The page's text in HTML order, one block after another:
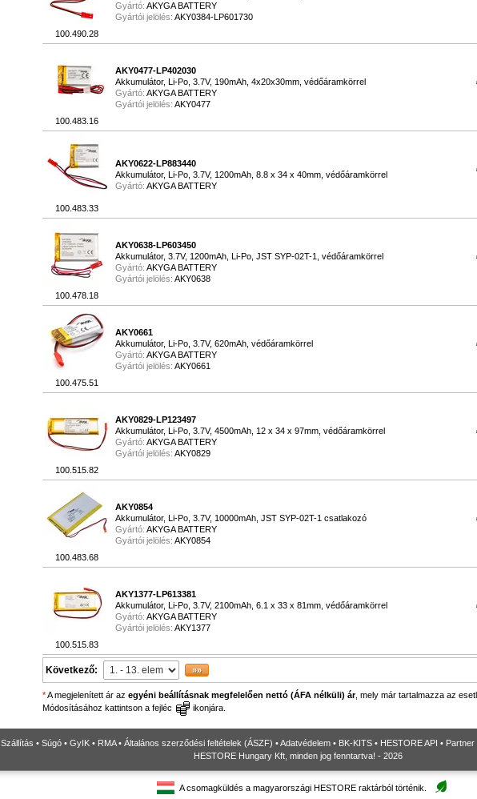
100.490.28
Gyártó: AKYGA BATTERY
Gyártói jelölés: AKY0384-LP601730
100.483.16
AKY0477-LP402030
Akkumulátor, Li-Po, 3.7V, 190mAh, 4x20x30mm, védőáramkörrel
Gyártó: AKYGA BATTERY
Gyártói jelölés: AKY0477
100.483.33
AKY0622-LP883440
Akkumulátor, Li-Po, 3.7V, 1200mAh, 8.8 x 34 x 40mm, védőáramkörrel
Gyártó: AKYGA BATTERY
100.478.18
AKY0638-LP603450
Akkumulátor, 3.7V, 1200mAh, Li-Po, JST SYP-02T-1, védőáramkörrel
Gyártó: AKYGA BATTERY
Gyártói jelölés: AKY0638
100.475.51
AKY0661
Akkumulátor, Li-Po, 3.7V, 620mAh, védőáramkörrel
Gyártó: AKYGA BATTERY
Gyártói jelölés: AKY0661
100.515.82
AKY0829-LP123497
Akkumulátor, Li-Po, 3.7V, 4500mAh, 12 x 34 x 97mm, védőáramkörrel
Gyártó: AKYGA BATTERY
Gyártói jelölés: AKY0829
100.483.68
AKY0854
Akkumulátor, Li-Po, 3.7V, 10000mAh, JST SYP-02T-1 csatlakozó
Gyártó: AKYGA BATTERY
Gyártói jelölés: AKY0854
100.515.83
AKY1377-LP613381
Akkumulátor, Li-Po, 3.7V, 2100mAh, 6.1 x 33 x 81mm, védőáramkörrel
Gyártó: AKYGA BATTERY
Gyártói jelölés: AKY1377
Következő:
*A megjelenített ár az egyéni beállításnak megfelelően nettó (ÁFA nélküli) ár, mely már tartalmazza az
Módosításához kattintson a fejléc
ikonjára.
Szállítás • Súgó • GyIK • RMA• Általános szerződési feltételek (ÁSZF) •Adatvédelem • BK-KITS • HESTORE API • Partner
HESTORE Hungary Kft, minden jog fenntartva! - 2026
A csomagküldés a magyarországi HESTORE raktárból történik.